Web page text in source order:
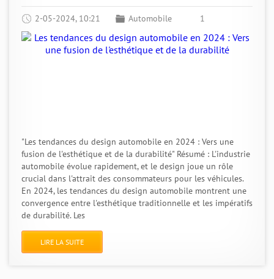
2-05-2024, 10:21 Automobile 1
"Les tendances du design automobile en 2024 : Vers une
fusion de l'esthétique et de la durabilité" Résumé : L'industrie
automobile évolue rapidement, et le design joue un rôle
crucial dans l'attrait des consommateurs pour les véhicules.
En 2024, les tendances du design automobile montrent une
convergence entre l'esthétique traditionnelle et les impératifs
de durabilité. Les
LIRE LA SUITE